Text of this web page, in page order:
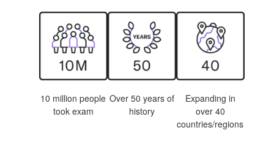
10 million people
took exam
Over 50 years of
history
Expanding in
over 40
countries/regions